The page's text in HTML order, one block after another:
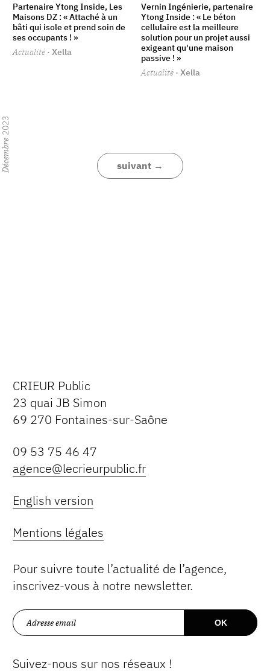
Décembre
2023
Partenaire Ytong Inside, Les
Maisons DZ : « Attaché à un
bâti qui isole et prend soin de
ses occupants ! »
Actualité · Xella
Vernin Ingénierie, partenaire
Ytong Inside : « Le béton
cellulaire est la meilleure
solution pour un projet aussi
exigeant qu'une maison
passive ! »
Actualité · Xella
suivant →
CRIEUR Public
23 quai JB Simon
69 270 Fontaines-sur-Saône
09 53 75 46 47
agence@lecrieurpublic.fr
English version
Mentions légales
Pour suivre toute l’actualité de l’agence,
inscrivez-vous à notre newsletter.
Suivez-nous sur nos réseaux !